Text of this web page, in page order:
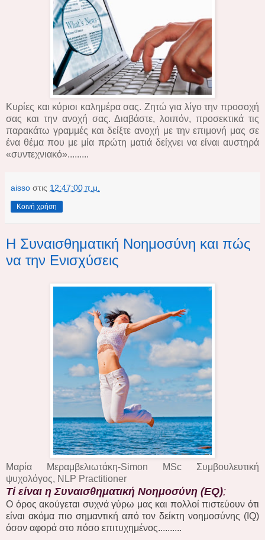
Κυρίες και κύριοι καλημέρα σας. Ζητώ για λίγο την προσοχή
σας και την ανοχή σας. Διαβάστε, λοιπόν, προσεκτικά τις
παρακάτω γραμμές και δείξτε ανοχή με την επιμονή μας σε
ένα θέμα που με μία πρώτη ματιά δείχνει να είναι αυστηρά
«συντεχνιακό».........
aisso στις 12:47:00 π.μ.
Κοινή χρήση
Η Συναισθηματική Νοημοσύνη και πώς
να την Ενισχύσεις
Μαρία Μεραμβελιωτάκη-Simon MSc Συμβουλευτική
ψυχολόγος, NLP Practitioner
Τί είναι η Συναισθηματική Νοημοσύνη (EQ);
Ο όρος ακούγεται συχνά γύρω μας και πολλοί πιστεύουν ότι
είναι ακόμα πιο σημαντική από τον δείκτη νοημοσύνης (IQ)
όσον αφορά στο πόσο επιτυχημένος..........